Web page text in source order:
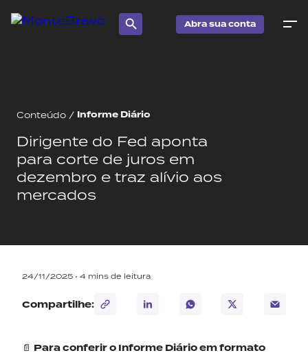
Abra sua conta
Conteúdo / Informe Diário
Dirigente do Fed aponta
para corte de juros em
dezembro e traz alívio aos
mercados
24/11/2025 • 4 mins de leitura
Compartilhe:
📄 Para conferir o Informe Diário em formato